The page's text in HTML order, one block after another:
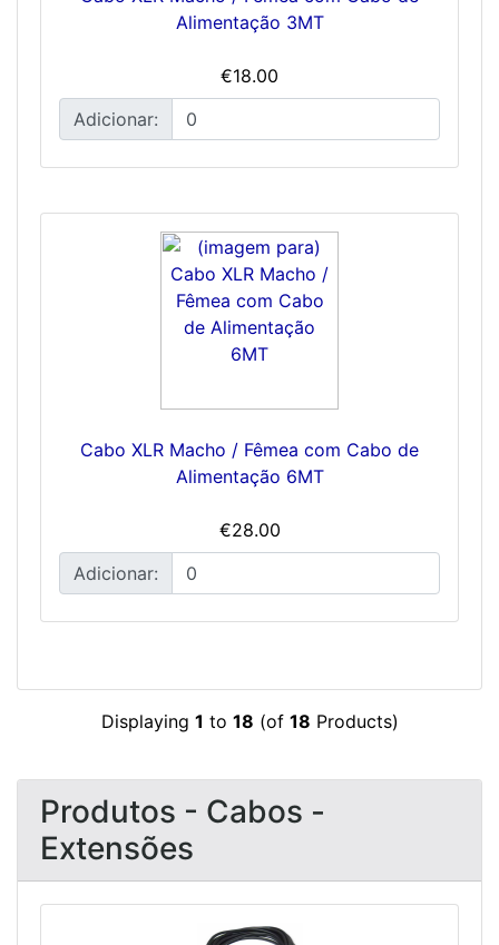
Alimentação 3MT
€18.00
Adicionar:
Cabo XLR Macho / Fêmea com Cabo de
Alimentação 6MT
€28.00
Adicionar:
Displaying 1 to 18 (of 18 Products)
Produtos - Cabos -
Extensões